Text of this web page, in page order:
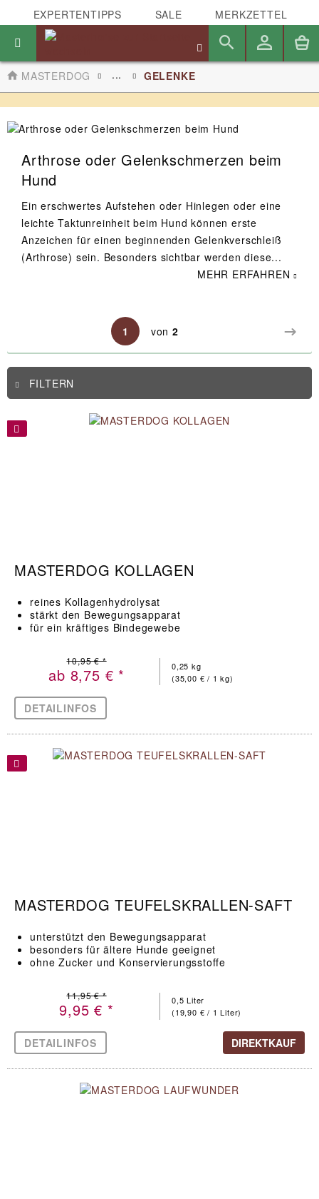
EXPERTENTIPPS SALE MERKZETTEL
MASTERDOG ... GELENKE
Arthrose oder Gelenkschmerzen beim
Hund
Ein erschwertes Aufstehen oder Hinlegen oder eine
leichte Taktunreinheit beim Hund können erste
Anzeichen für einen beginnenden Gelenkverschleiß
(Arthrose) sein. Besonders sichtbar werden diese...
MEHR ERFAHREN
1 von2
FILTERN
MASTERDOG KOLLAGEN
reines Kollagenhydrolysat
stärkt den Bewegungsapparat
für ein kräftiges Bindegewebe
0,25 kg
(35,00 € / 1 kg)
ab 8,75 € *
10,95 € *
DETAILINFOS
MASTERDOG TEUFELSKRALLEN-SAFT
unterstützt den Bewegungsapparat
besonders für ältere Hunde geeignet
ohne Zucker und Konservierungsstoffe
0,5 Liter
(19,90 € / 1 Liter)
9,95 € *
11,95 € *
DETAILINFOS DIREKTKAUF